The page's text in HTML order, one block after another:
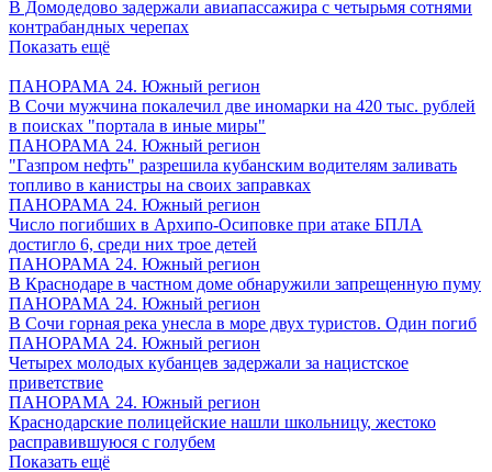
В Домодедово задержали авиапассажира с четырьмя сотнями
контрабандных черепах
Показать ещё
ПАНОРАМА 24. Южный регион
В Сочи мужчина покалечил две иномарки на 420 тыс. рублей
в поисках "портала в иные миры"
ПАНОРАМА 24. Южный регион
"Газпром нефть" разрешила кубанским водителям заливать
топливо в канистры на своих заправках
ПАНОРАМА 24. Южный регион
Число погибших в Архипо-Осиповке при атаке БПЛА
достигло 6, среди них трое детей
ПАНОРАМА 24. Южный регион
В Краснодаре в частном доме обнаружили запрещенную пуму
ПАНОРАМА 24. Южный регион
В Сочи горная река унесла в море двух туристов. Один погиб
ПАНОРАМА 24. Южный регион
Четырех молодых кубанцев задержали за нацистское
приветствие
ПАНОРАМА 24. Южный регион
Краснодарские полицейские нашли школьницу, жестоко
расправившуюся с голубем
Показать ещё